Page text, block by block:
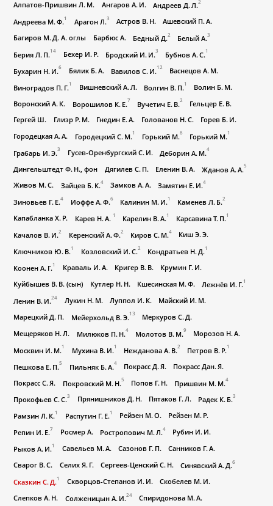
Алпатов-Пришвин Л. М. Ангаров А. И. Андреев Д. Л. 2
Андреева М. Ф. 1 Арагон Л.3 Астров В. Н.
Ашевский П. А.
Багиров М. Д. А. оглы
Барбюс А. Бедный Д. 2 Белый А.3
Берия Л. П. 14 Бехер И. Р. Бродский И. И.3 Бубнов А. С. 1
Бухарин Н. И.6 Бялик Б. А. Вавилов С. И. 12
Васнецов А. М.
Виноградов П. Г. 1 Вишневский А. Л. Волгин В. П. 1
Волин Б. М.
Воронский А. К.
Ворошилов К. Е.7 Вучетич Е. В.2
Гельцер Е. В.
Гергей Ш.
Глиэр Р. М. Гнедин Е. А. Голованов Н. С.
Горев Б. И.
Городецкая А. А.
Городецкий С. М. 1 Горький М.8 Горький М. 1
Грабарь И. Э.3 Гусев-Оренбургский С. И. Деборин А. М.4
Дингельштедт Ф. Н., фон Дягилев С. П. Еленин В. А. Жданов А. А.5
Живов М. С. Зайцев Б. К.4 Замков А. А. Замятин Е. И.4
Зиновьев Г. Е.4 Иоффе А. Ф.6 Калинин М. И.1 Каменев Л. Б.2
Капабланка Х. Р. Карев Н. А. 1 Карелин В. А.1 Карсавина Т. П.1
Качалов В. И.2 Керенский А. Ф. 2 Киров С. М.4
Киш Э. Э.
Ключников Ю. В. 1 Козловский И. С. 2 Кондратьев Н. Д. 1
Коонен А. Г. 1 Краваль И. А. Кригер В. В.
Крумин Г. И.
Куйбышев В. В. (сын)
Кутлер Н. Н. Кшесинская М. Ф. Лежнёв И. Г. 1
Ленин В. И.24 Лукин Н. М. Луппол И. К.
Майский И. М.
Марецкий Д. П.
Мейерхольд В. Э. 13
Меркуров С. Д.
Мещеряков Н. Л.
Милюков П. Н.4 Молотов В. М.9
Морозов Н. А.
Москвин И. М. 1 Мухина В. И. 1 Нежданова А. В.2 Петров В. Р. 1
Пешкова Е. П.5 Пильняк Б. А.4 Покрасс Д. Я.
Покрасс Дан. Я.
Покрасс С. Я.
Покровский М. Н.5 Попов Г. Н. Пришвин М. М.4
Прокофьев С. С.3 Прянишников Д. Н. Пятаков Г. Л. Радек К. Б.3
Рамзин Л. К.1 Распутин Г. Е.1 Рейзен М. О.
Рейзен М. Р.
Репин И. Е.7 Росмер А. Ростропович М. Л.4
Рубин И. И.
Рыков А. И. 1 Савельев М. А. Сазонов Г. П.
Санников Г. А.
Сварог В. С.
Селих Я. Г. Сергеев-Ценский С. Н. Синявский А. Д.6
Сказкин С. Д. 1 Скворцов-Степанов И. И.
Скобелев М. И.
Слепков А. Н.
Солженицын А. И. 24
Спиридонова М. А.